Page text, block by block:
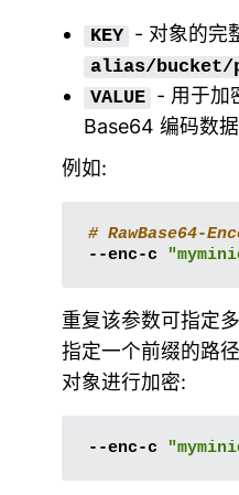
KEY - 对象的完
alias/bucket/
VALUE
- 用于加
Base64 编码数据
例如:
# RawBase64-
--enc-c
重复该参数可指定
指定一个前缀的路
对象进行加密:
--enc-c